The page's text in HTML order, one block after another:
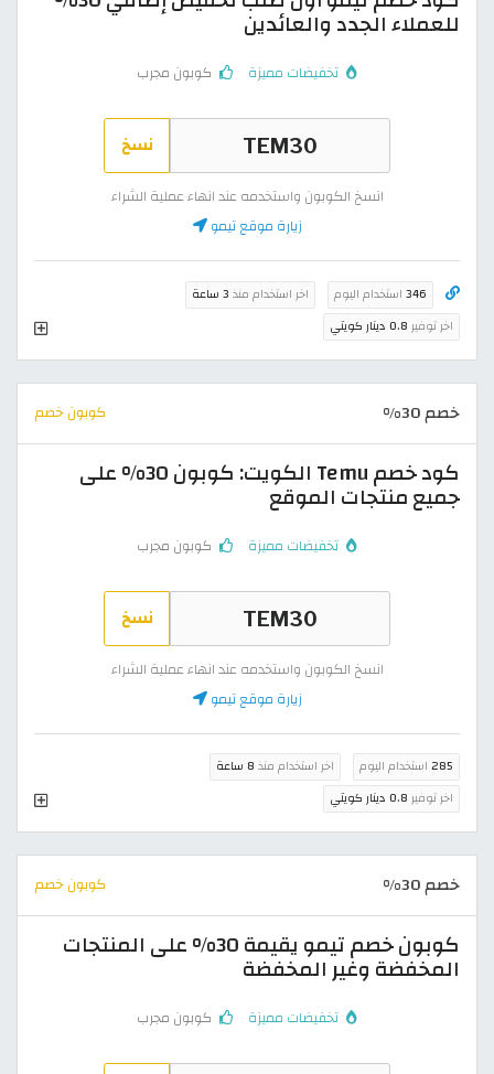
للعملاء الجدد والعائدين
تخفيضات مميزة كوبون مجرب
نسخ
انسخ الكوبون واستخدمه عند انهاء عملية الشراء
زيارة موقع تيمو
346 استخدام اليوم اخر استخدام منذ 3 ساعة
اخر توفير 0.8 دينار كويتي
خصم 30% كوبون خصم
كود خصم Temu الكويت: كوبون 30% على
جميع منتجات الموقع
تخفيضات مميزة كوبون مجرب
نسخ
انسخ الكوبون واستخدمه عند انهاء عملية الشراء
زيارة موقع تيمو
285 استخدام اليوم اخر استخدام منذ 8 ساعة
اخر توفير 0.8 دينار كويتي
خصم 30% كوبون خصم
كوبون خصم تيمو يقيمة 30% على المنتجات
المخفضة وغير المخفضة
تخفيضات مميزة كوبون مجرب